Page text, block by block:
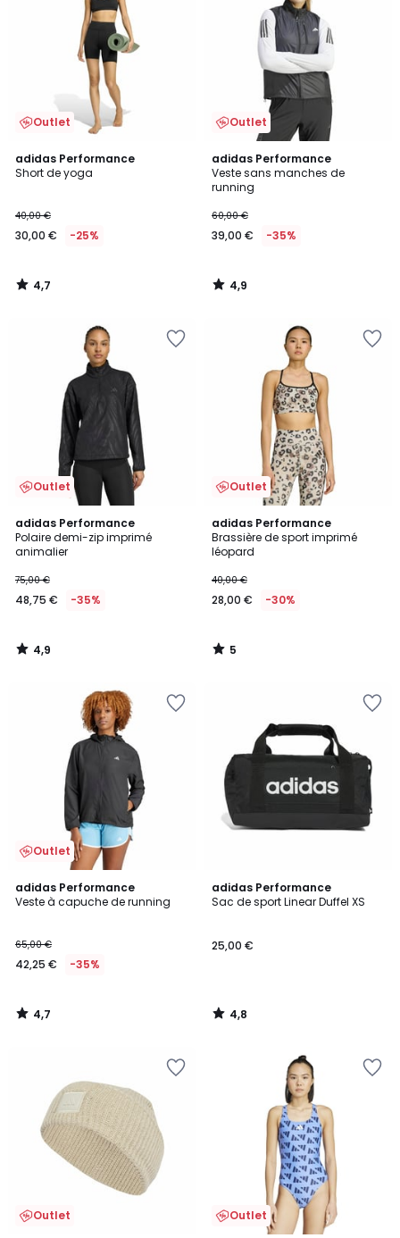
Outlet
adidas Performance
Short de yoga
40,00 €
30,00 € -25%
4,7
/ 5
4,7
/
Outlet
adidas Performance
Veste sans manches de
running
60,00 €
39,00 € -35%
4,9
/ 5
4,9
/
Outlet
adidas Performance
Polaire demi-zip imprimé
animalier
75,00 €
48,75 € -35%
4,9
/ 5
4,9
/
Outlet
adidas Performance
Brassière de sport imprimé
léopard
40,00 €
28,00 € -30%
5
/
5
5
/
Outlet
adidas Performance
Veste à capuche de running
65,00 €
42,25 € -35%
4,7
/ 5
4,7
/
adidas Performance
Sac de sport Linear Duffel XS
25,00 €
4,8
/ 5
4,8
/
Outlet Outlet